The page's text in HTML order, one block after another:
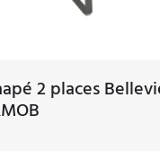
2 places